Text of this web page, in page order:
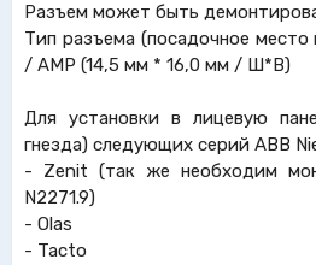
Разъем может быть
Тип разъема (посадочное
/ AMP (14,5 мм * 16,0 мм / Ш*В)
Для установки в лицевую
гнезда) следующих серий ABB
- Zenit (так же необходим
N2271.9)
- Olas
- Tacto